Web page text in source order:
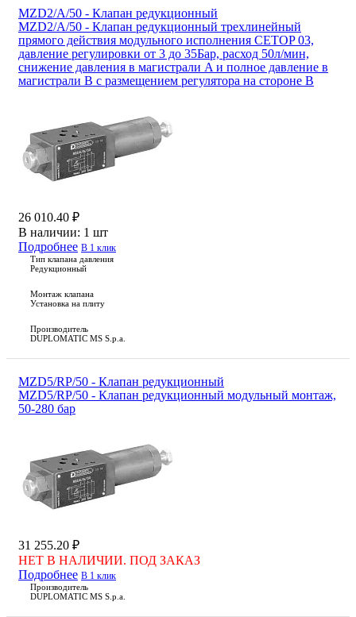
MZD2/A/50 - Клапан редукционный
MZD2/A/50 - Клапан редукционный трехлинейный
прямого действия модульного исполнения CETOP 03,
давление регулировки от 3 до 35Бар, расход 50л/мин,
снижение давления в магистрали A и полное давление в
магистрали B с размещением регулятора на стороне B
26 010.40 ₽
В наличии: 1 шт
Подробнее В 1 клик
Тип клапана давления
Редукционный
Монтаж клапана
Установка на плиту
Производитель
DUPLOMATIC MS S.p.a.
MZD5/RP/50 - Клапан редукционный
MZD5/RP/50 - Клапан редукционный модульный монтаж,
50-280 бар
31 255.20 ₽
НЕТ В НАЛИЧИИ. ПОД ЗАКАЗ
Подробнее В 1 клик
Производитель
DUPLOMATIC MS S.p.a.